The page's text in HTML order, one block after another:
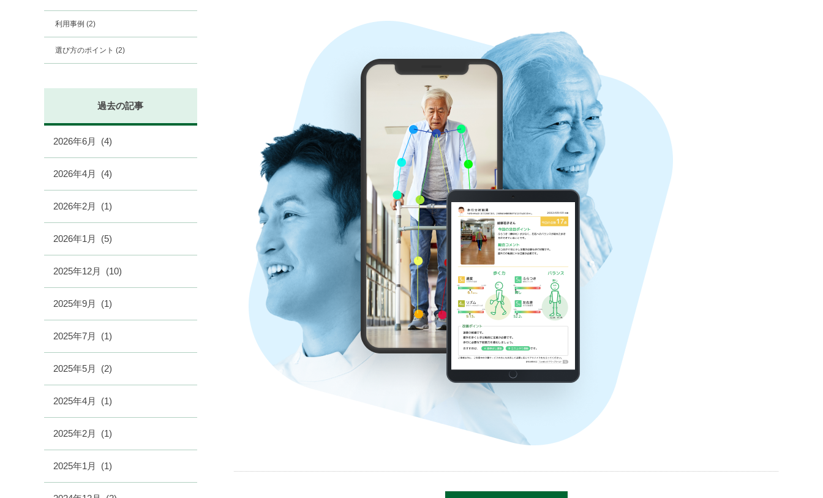
利用事例 (2)
選び方のポイント (2)
過去の記事
2026年6月 (4)
2026年4月 (4)
2026年2月 (1)
2026年1月 (5)
2025年12月 (10)
2025年9月 (1)
2025年7月 (1)
2025年5月 (2)
2025年4月 (1)
2025年2月 (1)
2025年1月 (1)